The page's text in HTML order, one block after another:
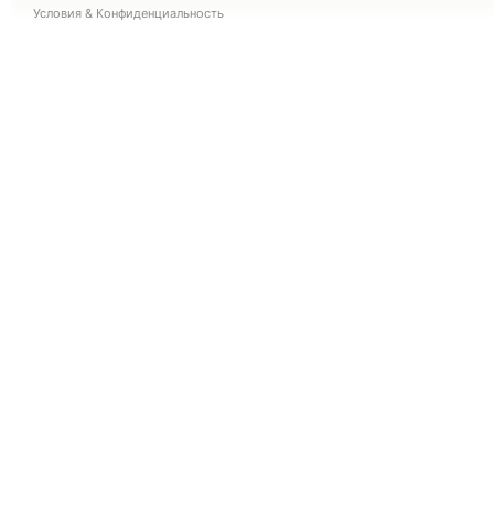
Условия & Конфиденциальность